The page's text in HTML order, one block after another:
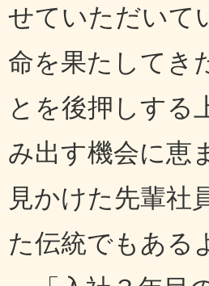
せていただいて
命を果たしてき
とを後押しする
み出す機会に恵
見かけた先輩社
た伝統でもある